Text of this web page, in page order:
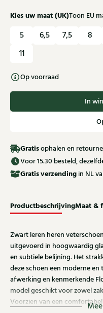
Kies uw maat (UK)Toon EU
5 6,5 7,5 8
11
Op voorraad
In
Gratisophalen en
Voor 15.30 besteld,
Gratisverzending in NL
ProductbeschrijvingMaat &
Zwart leren heren
uitgevoerd in hoogwaardig
en subtiele belijning. Het
deze schoen een moderne
afwerking en kenmerkende
model geschikt voor zowel
Voorzien van een